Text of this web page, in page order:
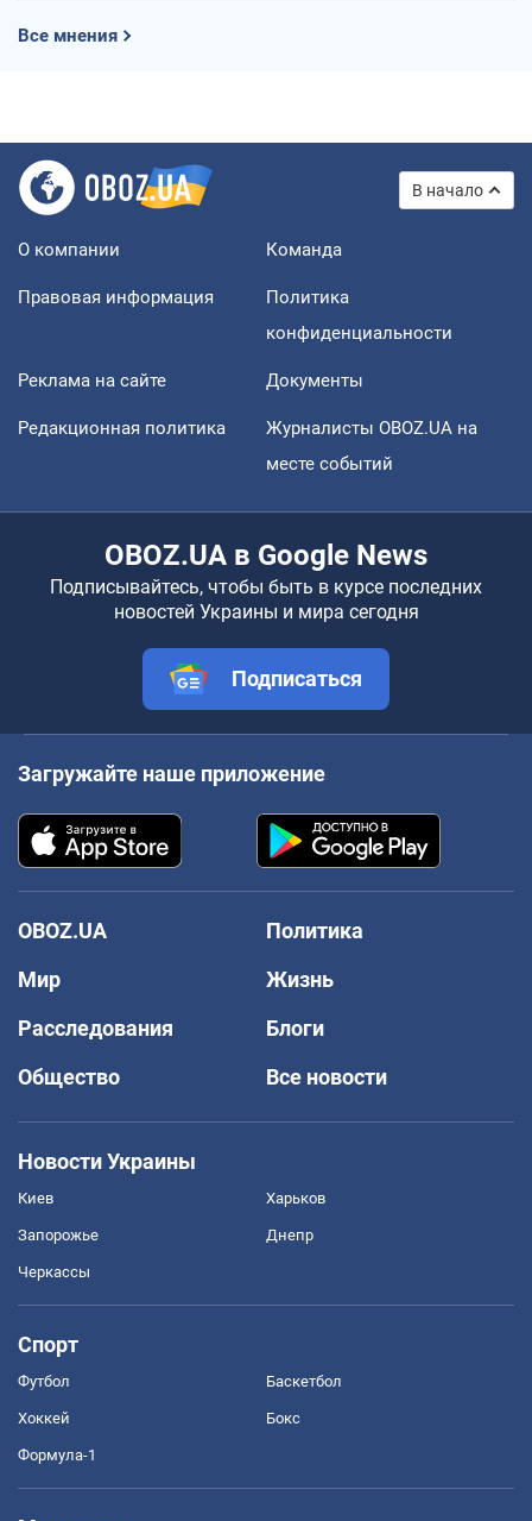
Все мнения
В начало
О компании Команда
Правовая информация
Политика
конфиденциальности
Реклама на сайте Документы
Редакционная политика
Журналисты OBOZ.UA на
месте событий
OBOZ.UA в Google News
Подписывайтесь, чтобы быть в курсе последних
новостей Украины и мира сегодня
Подписаться
Загружайте наше приложение
OBOZ.UA
Политика
Мир
Жизнь
Расследования
Блоги
Общество
Все новости
Новости Украины
Киев Харьков
Запорожье Днепр
Черкассы
Спорт
Футбол Баскетбол
Хоккей Бокс
Формула-1